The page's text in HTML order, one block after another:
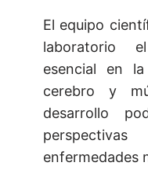
El equipo
laboratorio
esencial en
cerebro y
desarrollo
enfermedades